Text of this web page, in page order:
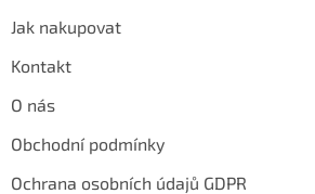
Jak nakupovat
Kontakt
O nás
Obchodní podmínky
Ochrana osobních údajů GDPR